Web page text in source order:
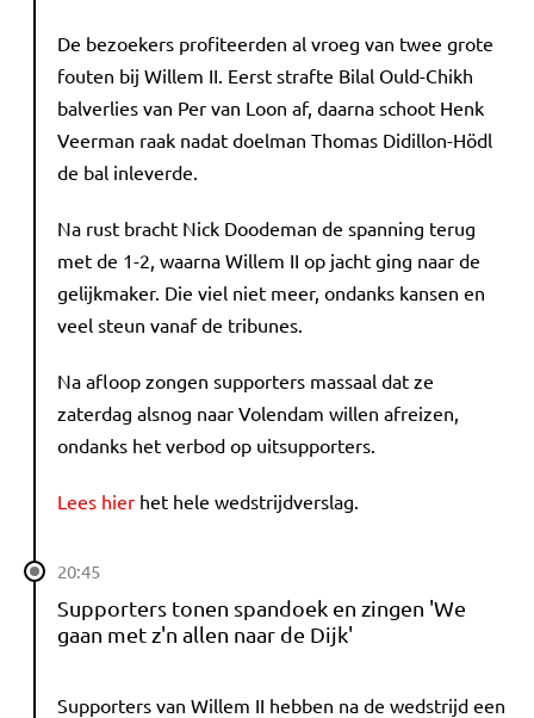
De bezoekers profiteerden al vroeg van twee grote
fouten bij Willem II. Eerst strafte Bilal Ould-Chikh
balverlies van Per van Loon af, daarna schoot Henk
Veerman raak nadat doelman Thomas Didillon-Hödl
de bal inleverde.
Na rust bracht Nick Doodeman de spanning terug
met de 1-2, waarna Willem II op jacht ging naar de
gelijkmaker. Die viel niet meer, ondanks kansen en
veel steun vanaf de tribunes.
Na afloop zongen supporters massaal dat ze
zaterdag alsnog naar Volendam willen afreizen,
ondanks het verbod op uitsupporters.
Lees hier het hele wedstrijdverslag.
20:45
Supporters tonen spandoek en zingen 'We
gaan met z'n allen naar de Dijk'
Supporters van Willem II hebben na de wedstrijd een